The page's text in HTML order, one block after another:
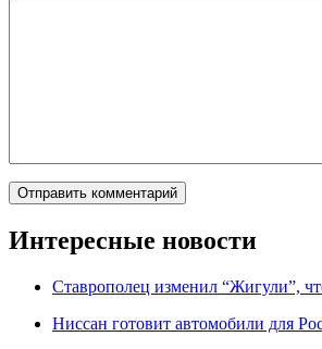
Интересные новости
Ставрополец изменил “Жигули”,
Ниссан готовит автомобили для